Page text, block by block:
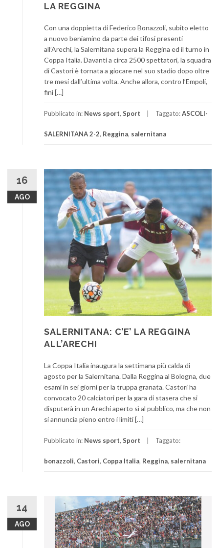
LA REGGINA
Con una doppietta di Federico Bonazzoli, subito eletto
a nuovo beniamino da parte dei tifosi presenti
all’Arechi, la Salernitana supera la Reggina ed il turno in
Coppa Italia. Davanti a circa 2500 spettatori, la squadra
di Castori è tornata a giocare nel suo stadio dopo oltre
tre mesi dall’ultima volta. Anche allora, contro l’Empoli,
finì […]
Pubblicato in: News sport, Sport Taggato:ASCOLI-
SALERNITANA 2-2, Reggina, salernitana
16
AGO
SALERNITANA: C’E’ LA REGGINA
ALL’ARECHI
La Coppa Italia inaugura la settimana più calda di
agosto per la Salernitana. Dalla Reggina al Bologna, due
esami in sei giorni per la truppa granata. Castori ha
convocato 20 calciatori per la gara di stasera che si
disputerà in un Arechi aperto sì al pubblico, ma che non
si annuncia pieno entro i limiti […]
Pubblicato in: News sport, Sport Taggato:
bonazzoli, Castori, Coppa Italia, Reggina, salernitana
14
AGO